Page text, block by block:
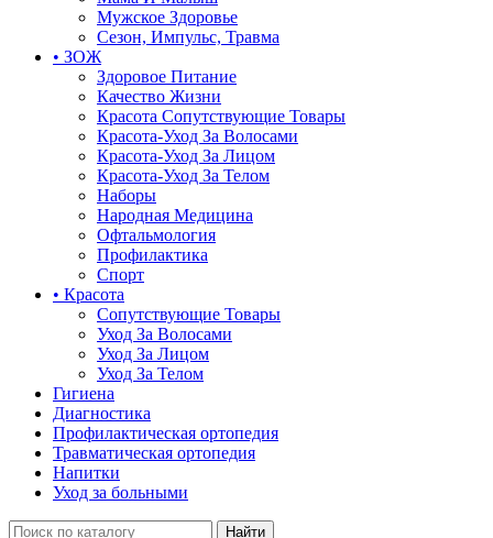
Мужское Здоровье
Сезон, Импульс, Травма
• ЗОЖ
Здоровое Питание
Качество Жизни
Красота Сопутствующие Товары
Красота-Уход За Волосами
Красота-Уход За Лицом
Красота-Уход За Телом
Наборы
Народная Медицина
Офтальмология
Профилактика
Спорт
• Красота
Сопутствующие Товары
Уход За Волосами
Уход За Лицом
Уход За Телом
Гигиена
Диагностика
Профилактическая ортопедия
Травматическая ортопедия
Напитки
Уход за больными
Найти